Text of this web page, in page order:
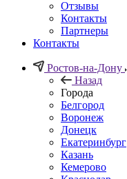
Отзывы
Контакты
Партнеры
Контакты
Ростов-на-Дону
Назад
Города
Белгород
Воронеж
Донецк
Екатеринбург
Казань
Кемерово